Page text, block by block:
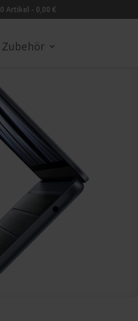
0 Artikel 0,00 €
Zubehör